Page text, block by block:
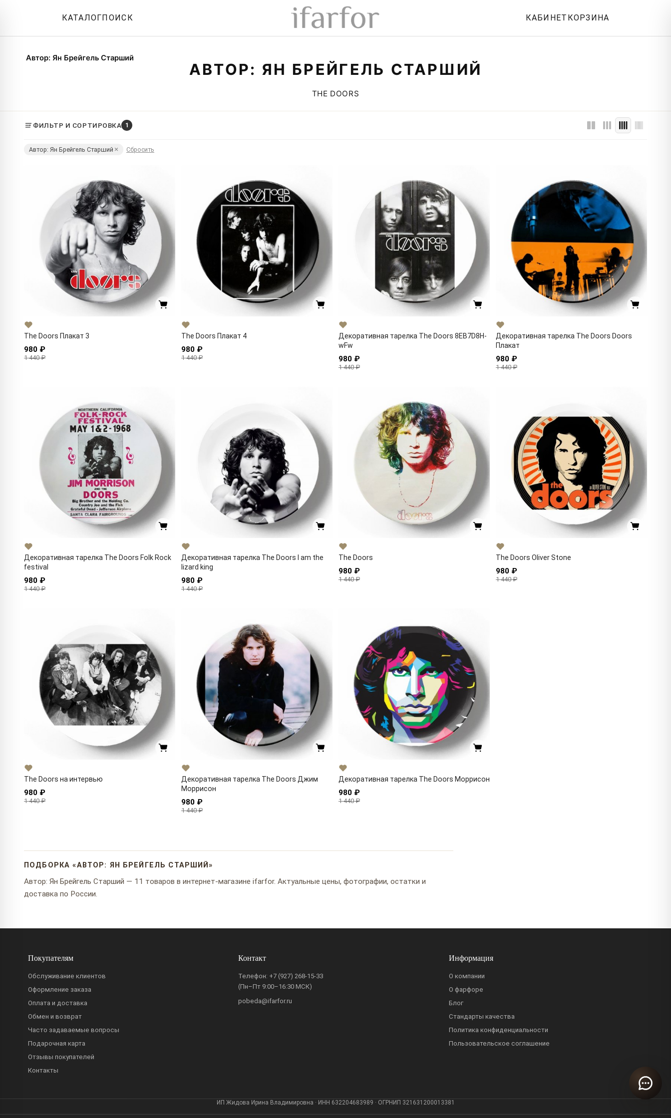
КАТАЛОГПОИСК КАБИНЕТ КОРЗИНА
Автор: Ян Брейгель Старший
АВТОР: ЯН БРЕЙГЕЛЬ СТАРШИЙ
THE DOORS
ФИЛЬТР И СОРТИРОВКА 1
Автор: Ян Брейгель Старший Сбросить
The Doors Плакат 3
980 ₽
1 440 ₽
The Doors Плакат 4
980 ₽
1 440 ₽
Декоративная тарелка The Doors 8EB7D8H-
wFw
980 ₽
1 440 ₽
Декоративная тарелка The Doors Doors
Плакат
980 ₽
1 440 ₽
Декоративная тарелка The Doors Folk Rock
festival
980 ₽
1 440 ₽
Декоративная тарелка The Doors I am the
lizard king
980 ₽
1 440 ₽
The Doors
980 ₽
1 440 ₽
The Doors Oliver Stone
980 ₽
1 440 ₽
The Doors на интервью
980 ₽
1 440 ₽
Декоративная тарелка The Doors Джим
Моррисон
980 ₽
1 440 ₽
Декоративная тарелка The Doors Моррисон
980 ₽
1 440 ₽
ПОДБОРКА «АВТОР: ЯН БРЕЙГЕЛЬ СТАРШИЙ»
Автор: Ян Брейгель Старший — 11 товаров в интернет-магазине ifarfor. Актуальные цены, фотографии, остатки и
доставка по России.
Покупателям
Обслуживание клиентов
Оформление заказа
Оплата и доставка
Обмен и возврат
Часто задаваемые вопросы
Подарочная карта
Отзывы покупателей
Контакты
Контакт
Телефон: +7 (927) 268-15-33
(Пн–Пт 9:00–16:30 МСК)
pobeda@ifarfor.ru
Информация
О компании
О фарфоре
Блог
Стандарты качества
Политика конфиденциальности
Пользовательское соглашение
ИП Жидова Ирина Владимировна · ИНН 632204683989 · ОГРНИП 321631200013381